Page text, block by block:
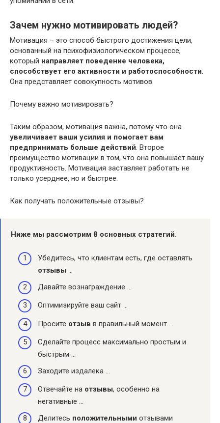
Зачем нужно мотивировать людей?
Мотивация – это способ быстрого достижения цели,
основанный на психофизиологическом процессе,
который направляет поведение человека,
способствует его активности и работоспособности.
Она представляет совокупность мотивов.
Почему важно мотивировать?
Таким образом, мотивация важна, потому что она
увеличивает ваши усилия и помогает вам
предпринимать больше действий. Второе
преимущество мотивации в том, что она повышает вашу
продуктивность. Мотивация заставляет работать не
только усерднее, но и быстрее.
Как получать положительные отзывы?
Ниже мы рассмотрим 8 основных стратегий.
Убедитесь, что клиентам есть, где оставлять
отзывы …
Давайте вознаграждение …
Оптимизируйте ваш сайт …
Просите отзыв в правильный момент …
Сделайте процесс максимально простым и
быстрым …
Заходите издалека …
Отвечайте на отзывы, особенно на
негативные …
Делитесь положительными отзывами